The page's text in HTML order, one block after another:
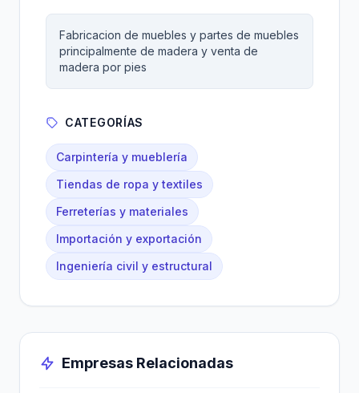
Fabricacion de muebles y partes de muebles
principalmente de madera y venta de
madera por pies
CATEGORÍAS
Carpintería y mueblería
Tiendas de ropa y textiles
Ferreterías y materiales
Importación y exportación
Ingeniería civil y estructural
Empresas Relacionadas